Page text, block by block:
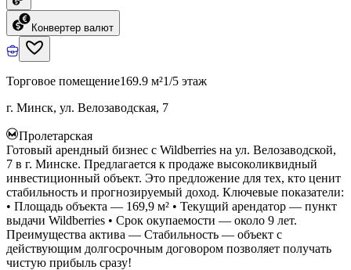
Конвертер валют
Торговое помещение169.9 м²1/5 этаж
г. Минск, ул. Велозаводская, 7
Пролетарская
Готовый арендный бизнес с Wildberries на ул. Велозаводской,
7 в г. Минске. Предлагается к продаже высоколиквидный
инвестиционный объект. Это предложение для тех, кто ценит
стабильность и прогнозируемый доход. Ключевые показатели:
• Площадь объекта — 169,9 м² • Текущий арендатор — пункт
выдачи Wildberries • Срок окупаемости — около 9 лет.
Преимущества актива — Стабильность — объект с
действующим долгосрочным договором позволяет получать
чистую прибыль сразу!